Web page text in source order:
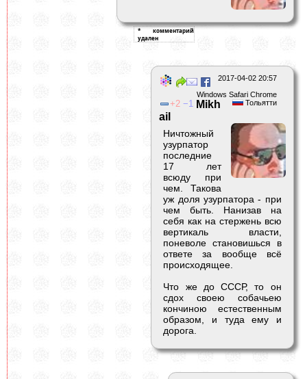
2017-04-02 20:57
Windows Safari Chrome
Тольятти
2 1 Mikh
ail
Ничтожный
узурпатор
последние
17 лет
всюду при
чем. Такова
уж доля узурпатора - при
чем быть. Нанизав на
себя как на стержень всю
вертикаль власти,
поневоле становишься в
ответе за вообще всё
происходящее.
Что же до СССР, то он
сдох своею собачьею
кончиною естественным
образом, и туда ему и
дорога.